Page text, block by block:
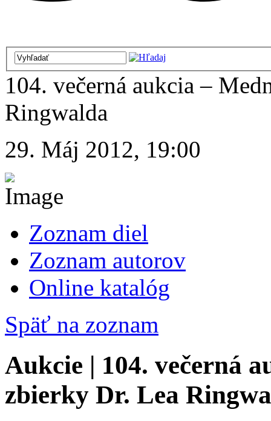
104. večerná aukcia –
Ringwalda
29. Máj 2012, 19:00
Zoznam diel
Zoznam autorov
Online katalóg
Späť na zoznam
Aukcie | 104. večerná
zbierky Dr. Lea